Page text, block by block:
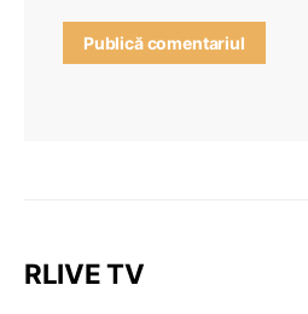
RLIVE TV